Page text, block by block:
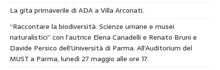
La gita primaverile di ADA a Villa Arconati.
“Raccontare la biodiversità. Scienze umane e musei
naturalistici” con l’autrice Elena Canadelli e Renato Bruni e
Davide Persico dell’Università di Parma. All’Auditorium del
MUST a Parma, lunedì 27 maggio alle ore 17.